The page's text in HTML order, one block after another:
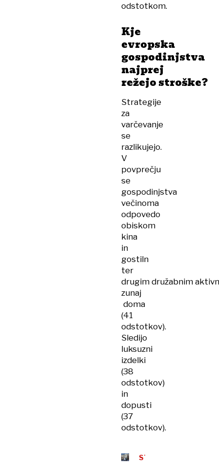
odstotkom.
Kje
evropska
gospodinjstva
najprej
režejo stroške?
Strategije
za
varčevanje
se
razlikujejo.
V
povprečju
se
gospodinjstva
večinoma
odpovedo
obiskom
kina
in
gostiln
ter
drugim družabnim
zunaj
doma
(41
odstotkov).
Sledijo
luksuzni
izdelki
(38
odstotkov)
in
dopusti
(37
odstotkov).
STANOVANJA